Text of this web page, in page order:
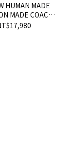
HUMAN MADE
MADE COACH
卡丘 愛心 刺繡 教